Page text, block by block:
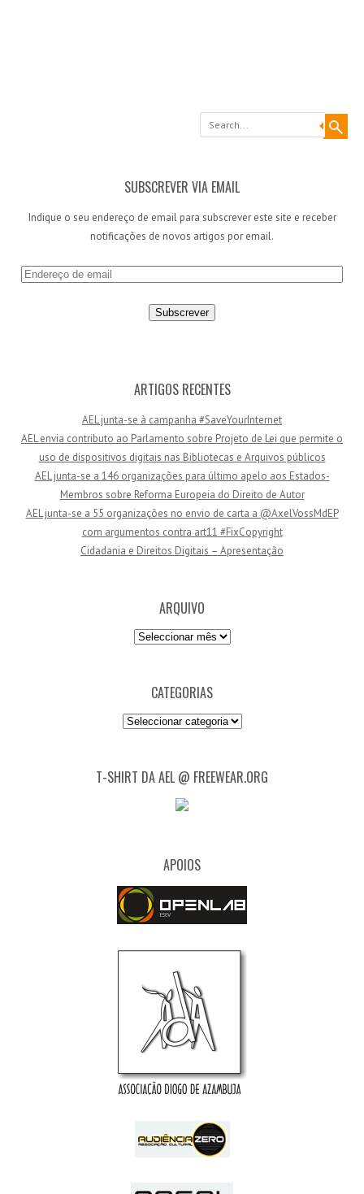
Search
SUBSCREVER VIA EMAIL
Indique o seu endereço de email para subscrever este site e receber
notificações de novos artigos por email.
E
e
ARTIGOS RECENTES
AEL junta-se à campanha #SaveYourInternet
AEL envia contributo ao Parlamento sobre Projeto de Lei que permite o
uso de dispositivos digitais nas Bibliotecas e Arquivos públicos
AEL junta-se a 146 organizações para último apelo aos Estados-
Membros sobre Reforma Europeia do Direito de Autor
AEL junta-se a 55 organizações no envio de carta a @AxelVossMdEP
com argumentos contra art11 #FixCopyright
Cidadania e Direitos Digitais – Apresentação
ARQUIVO
Arquivo
CATEGORIAS
Categorias
T-SHIRT DA AEL @ FREEWEAR.ORG
APOIOS